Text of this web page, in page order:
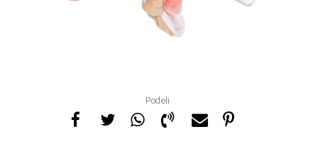
Podeli